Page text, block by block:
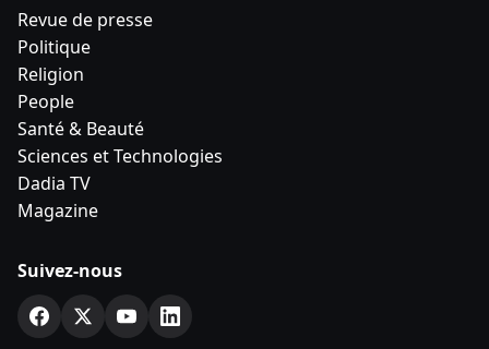
Revue de presse
Politique
Religion
People
Santé & Beauté
Sciences et Technologies
Dadia TV
Magazine
Suivez-nous